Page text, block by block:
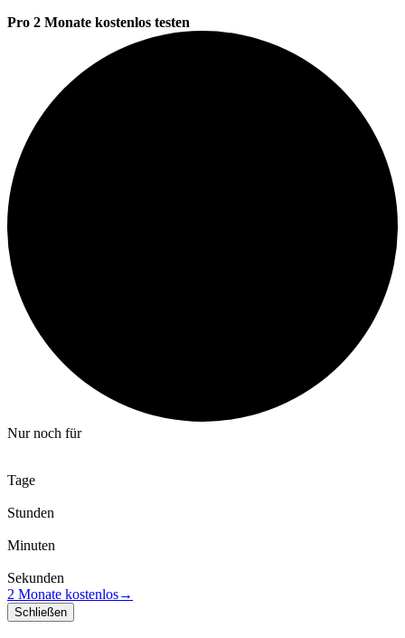
Pro 2 Monate kostenlos testen
Nur noch für
Tage
Stunden
Minuten
Sekunden
2 Monate kostenlos→
Schließen